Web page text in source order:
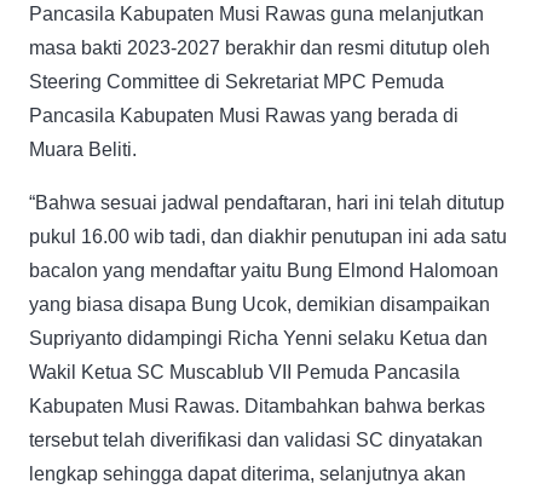
Pancasila Kabupaten Musi Rawas guna melanjutkan
masa bakti 2023-2027 berakhir dan resmi ditutup oleh
Steering Committee di Sekretariat MPC Pemuda
Pancasila Kabupaten Musi Rawas yang berada di
Muara Beliti.
“Bahwa sesuai jadwal pendaftaran, hari ini telah ditutup
pukul 16.00 wib tadi, dan diakhir penutupan ini ada satu
bacalon yang mendaftar yaitu Bung Elmond Halomoan
yang biasa disapa Bung Ucok, demikian disampaikan
Supriyanto didampingi Richa Yenni selaku Ketua dan
Wakil Ketua SC Muscablub VII Pemuda Pancasila
Kabupaten Musi Rawas. Ditambahkan bahwa berkas
tersebut telah diverifikasi dan validasi SC dinyatakan
lengkap sehingga dapat diterima, selanjutnya akan